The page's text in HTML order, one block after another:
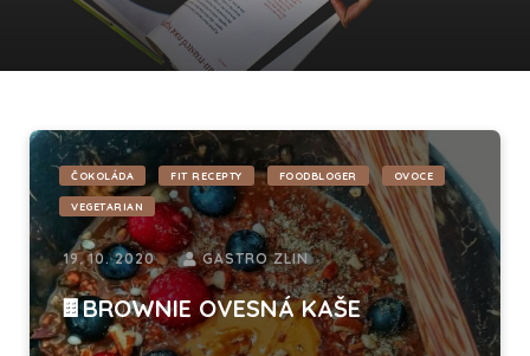
ČOKOLÁDA FIT RECEPTY FOODBLOGER OVOCE
VEGETARIAN
19. 10. 2020 GASTRO ZLIN
🍫BROWNIE OVESNÁ KAŠE